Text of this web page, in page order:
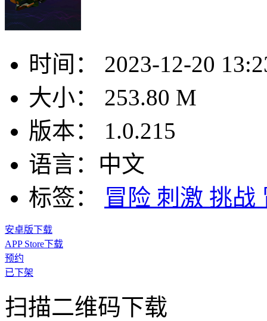
时间：
2023-12-20
大小：
253.80 M
版本：
1.0.215
语言： 中文
标签：
冒险 刺激 挑战
安卓版下载
APP Store下载
预约
已下架
扫描二维码下载